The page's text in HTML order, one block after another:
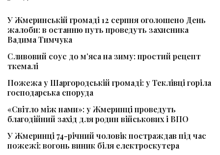
У Жмеринській громаді 12 серпня оголошено День
жалоби: в останню путь проведуть захисника
Вадима Тимчука
Сливовий соус до м’яса на зиму: простий рецепт
ткемалі
Пожежа у Шаргородській громаді: у Теклівці горіла
господарська споруда
«Світло між нами»: у Жмеринці проведуть
благодійний захід для родин військових і ВПО
У Жмеринці 74-річний чоловік постраждав під час
пожежі: вогонь виник біля електроскутера